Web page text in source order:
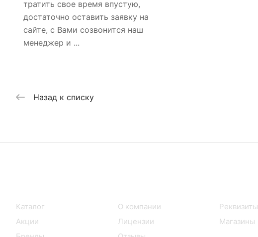
тратить свое время впустую,
достаточно оставить заявку на
сайте, с Вами созвонится наш
менеджер и ...
Назад к списку
Каталог
Акции
О компании
Лицензии
Реквизиты
Магазины